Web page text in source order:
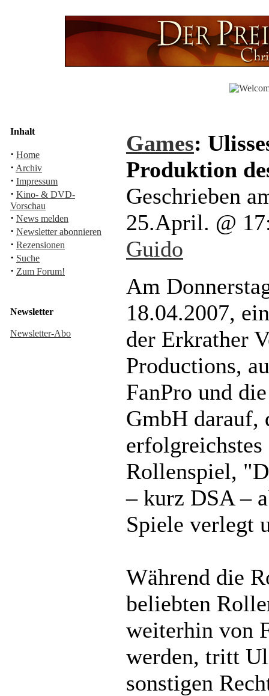
Inhalt
· Home
· Archiv
· Impressum
· Kino- & DVD-
Vorschau
· News melden
· Newsletter abonnieren
· Rezensionen
· Suche
· Zum Forum!
Newsletter
Newsletter-Abo
Games:
Produktion
Geschrieben
25.April. @
Guido
Am
18.04.2007,
der Erkrather
Productions,
FanPro und
GmbH darauf,
erfolgreichstes
Rollenspiel,
– kurz DSA –
Spiele verlegt
Während die
beliebten
weiterhin von
werden, tritt
sonstigen